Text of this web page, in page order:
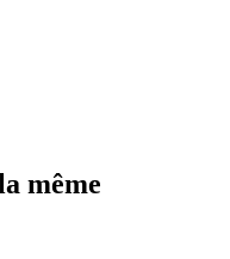
même